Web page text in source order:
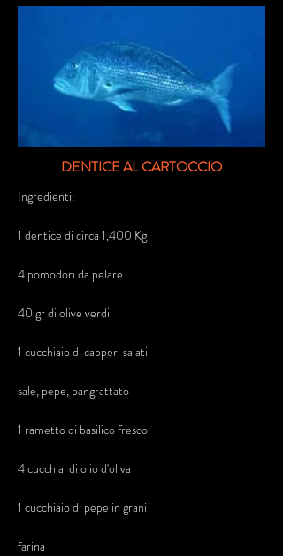
DENTICE AL CARTOCCIO
Ingredienti:
1 dentice di circa 1,400 Kg
4 pomodori da pelare
40 gr di olive verdi
1 cucchiaio di capperi salati
sale, pepe, pangrattato
1 rametto di basilico fresco
4 cucchiai di olio d'oliva
1 cucchiaio di pepe in grani
farina